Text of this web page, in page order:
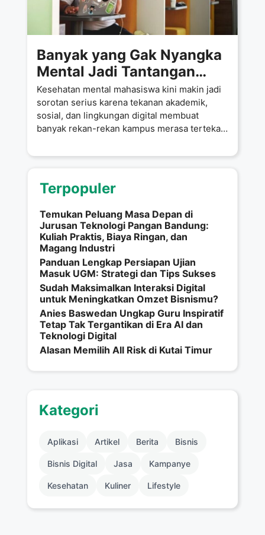
Banyak yang Gak Nyangka
Mental Jadi Tantangan
Terbesar Mahasiswa di Era
Sekarang. Kamu
Termasuk?
Kesehatan mental mahasiswa kini makin jadi
sorotan serius karena tekanan akademik,
sosial, dan lingkungan digital membuat
banyak rekan-rekan kampus merasa tertekan
Terpopuler
Temukan Peluang Masa Depan di
Jurusan Teknologi Pangan Bandung:
Kuliah Praktis, Biaya Ringan, dan
Magang Industri
Panduan Lengkap Persiapan Ujian
Masuk UGM: Strategi dan Tips Sukses
Sudah Maksimalkan Interaksi Digital
untuk Meningkatkan Omzet Bisnismu?
Anies Baswedan Ungkap Guru Inspiratif
Tetap Tak Tergantikan di Era AI dan
Teknologi Digital
Alasan Memilih All Risk di Kutai Timur
Kategori
Aplikasi Artikel Berita Bisnis
Bisnis Digital Jasa Kampanye
Kesehatan Kuliner Lifestyle